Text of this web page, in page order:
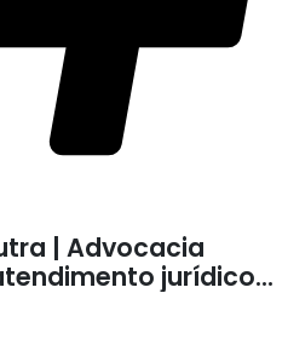
| Advocacia
jurídico